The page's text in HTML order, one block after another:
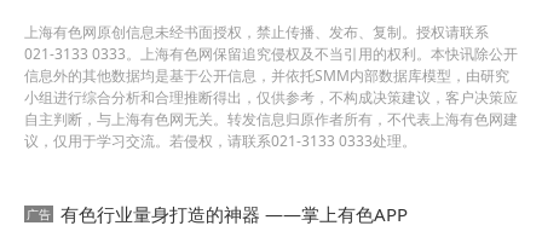
上海有色网原创信息未经书面授权，禁止传播、发布、复制。授权请联系
021-3133 0333。上海有色网保留追究侵权及不当引用的权利。本快讯除公开
信息外的其他数据均是基于公开信息，并依托SMM内部数据库模型，由研究
小组进行综合分析和合理推断得出，仅供参考，不构成决策建议，客户决策应
自主判断，与上海有色网无关。转发信息归原作者所有，不代表上海有色网建
议，仅用于学习交流。若侵权，请联系021-3133 0333处理。
有色行业量身打造的神器 ——掌上有色APP